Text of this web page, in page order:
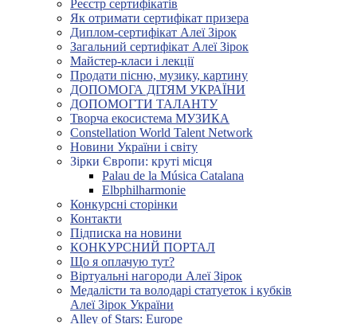
Реєстр сертифікатів
Як отримати сертифікат призера
Диплом-сертифікат Алеї Зірок
Загальний сертифікат Алеї Зірок
Майстер-класи і лекції
Продати пісню, музику, картину
ДОПОМОГА ДІТЯМ УКРАЇНИ
ДОПОМОГТИ ТАЛАНТУ
Творча екосистема МУЗИКА
Constellation World Talent Network
Новини України і світу
Зірки Європи: круті місця
Palau de la Música Catalana
Elbphilharmonie
Конкурсні сторінки
Контакти
Підписка на новини
КОНКУРСНИЙ ПОРТАЛ
Що я оплачую тут?
Віртуальні нагороди Алеї Зірок
Медалісти та володарі статуеток і кубків
Алеї Зірок України
Alley of Stars: Europe